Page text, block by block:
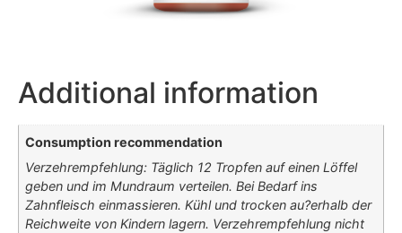
Additional information
Consumption recommendation
Verzehrempfehlung: Täglich 12 Tropfen auf einen Löffel
geben und im Mundraum verteilen. Bei Bedarf ins
Zahnfleisch einmassieren. Kühl und trocken au?erhalb der
Reichweite von Kindern lagern. Verzehrempfehlung nicht